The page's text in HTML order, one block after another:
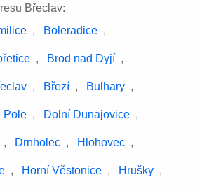
Břeclav:
, Boleradice ,
, Brod nad Dyjí ,
, Březí , Bulhary ,
Pole , Dolní Dunajovice ,
, Drnholec , Hlohovec ,
, Horní Věstonice , Hrušky ,